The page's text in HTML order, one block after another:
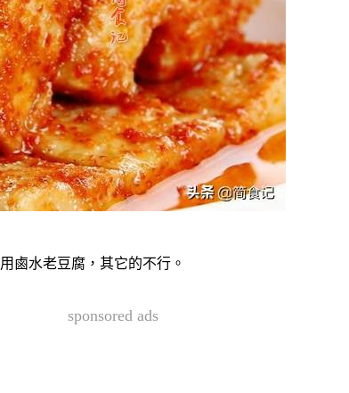
鹵水老豆腐，其它的不行。
sponsored ads